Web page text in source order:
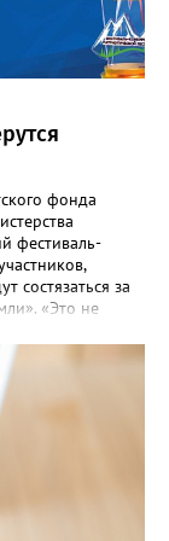
конечных
фонда
фестиваль-
состязаться за
«Это не
ведущих
лет и
Вход на все
2025 году в
и
стал
эстрадный